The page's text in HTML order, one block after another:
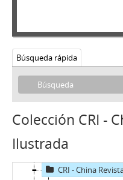
Búsqueda rápida
Colección CRI -
Ilustrada
04 - Hemeroteca
AB - Andrés Bello:
CRI - China